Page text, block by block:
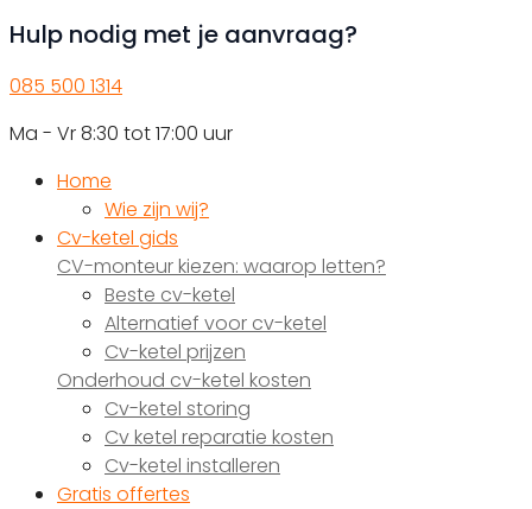
Hulp nodig met je aanvraag?
085 500 1314
Ma - Vr 8:30 tot 17:00 uur
Home
Wie zijn wij?
Cv-ketel gids
CV-monteur kiezen: waarop letten?
Beste cv-ketel
Alternatief voor cv-ketel
Cv-ketel prijzen
Onderhoud cv-ketel kosten
Cv-ketel storing
Cv ketel reparatie kosten
Cv-ketel installeren
Gratis offertes